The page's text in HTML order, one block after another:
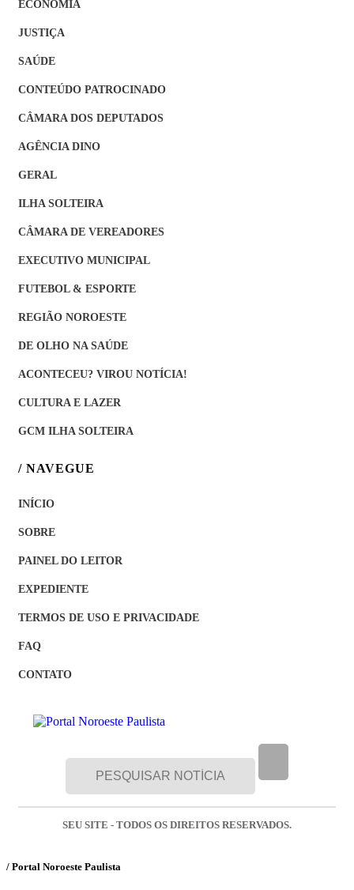
ECONOMIA
JUSTIÇA
SAÚDE
CONTEÚDO PATROCINADO
CÂMARA DOS DEPUTADOS
AGÊNCIA DINO
GERAL
ILHA SOLTEIRA
CÂMARA DE VEREADORES
EXECUTIVO MUNICIPAL
FUTEBOL & ESPORTE
REGIÃO NOROESTE
DE OLHO NA SAÚDE
ACONTECEU? VIROU NOTÍCIA!
CULTURA E LAZER
GCM ILHA SOLTEIRA
/ NAVEGUE
INÍCIO
SOBRE
PAINEL DO LEITOR
EXPEDIENTE
TERMOS DE USO E PRIVACIDADE
FAQ
CONTATO
SEU SITE - TODOS OS DIREITOS RESERVADOS.
/ Portal Noroeste Paulista